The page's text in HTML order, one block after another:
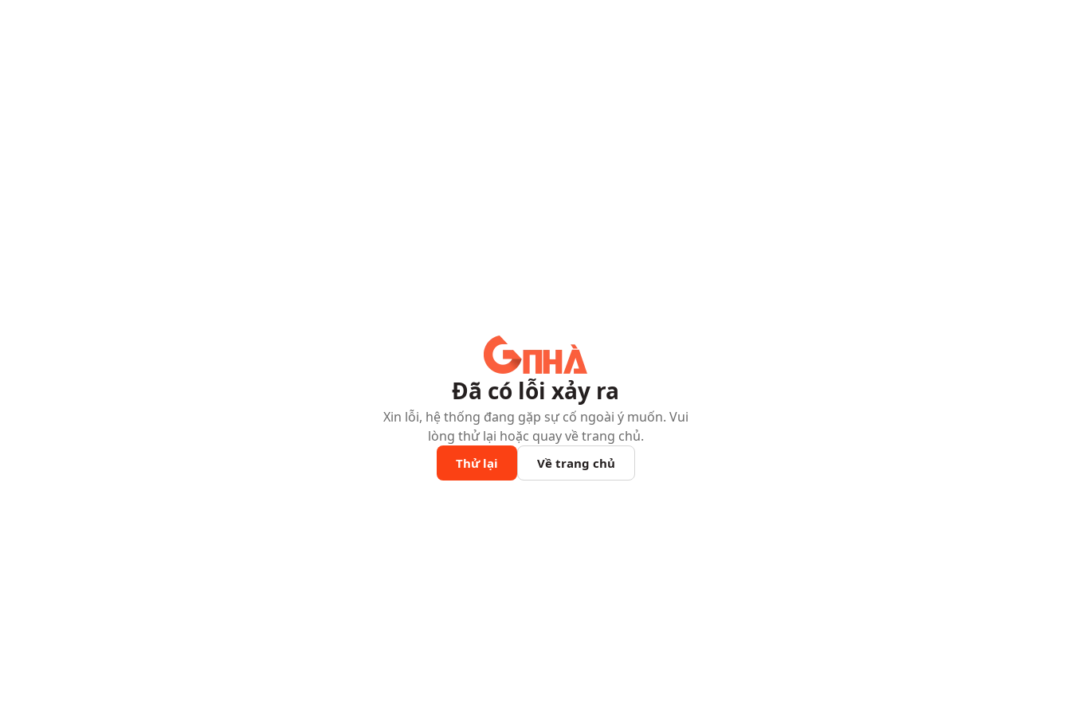
Đã có lỗi xảy ra
Xin lỗi, hệ thống đang gặp sự cố ngoài ý muốn. Vui
lòng thử lại hoặc quay về trang chủ.
Thử lại Về trang chủ